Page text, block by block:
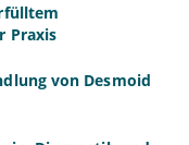
Praxis
von Desmoid